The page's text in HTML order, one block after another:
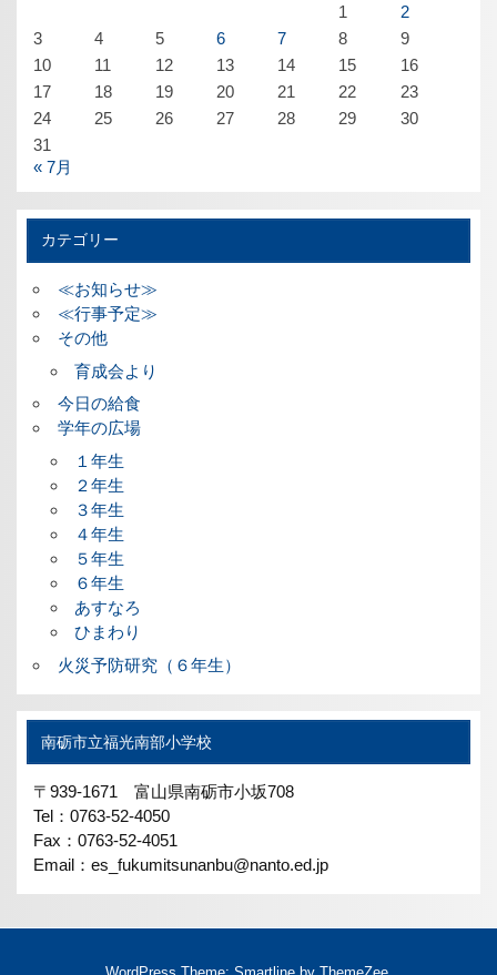
1
2
3
4 5 6 7 8
9
10
11 12 13 14 15
16
17
18 19 20 21 22
23
24
25 26 27 28 29
30
31
« 7月
カテゴリー
≪お知らせ≫
≪行事予定≫
その他
育成会より
今日の給食
学年の広場
１年生
２年生
３年生
４年生
５年生
６年生
あすなろ
ひまわり
火災予防研究（６年生）
南砺市立福光南部小学校
〒939-1671 富山県南砺市小坂708
Tel：0763-52-4050
Fax：0763-52-4051
Email：es_fukumitsunanbu@nanto.ed.jp